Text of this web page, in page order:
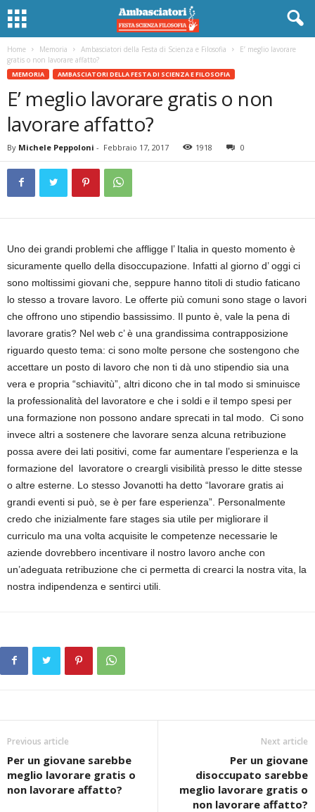
Home Memoria Ambasciatori della Festa di Scienza e Filosofia
E’ meglio lavorare
gratis o non lavorare affatto?
MEMORIA AMBASCIATORI DELLA FESTA DI SCIENZA E FILOSOFIA
E’ meglio lavorare gratis o non
lavorare affatto?
By Michele Peppoloni - Febbraio 17, 2017 1918 0
Uno dei grandi problemi che affligge l’ Italia in questo momento è
sicuramente quello della disoccupazione. Infatti al giorno d’ oggi ci
sono moltissimi giovani che, seppure hanno titoli di studio faticano
lo stesso a trovare lavoro. Le offerte più comuni sono stage o lavori
che offrono uno stipendio bassissimo. Il punto è, vale la pena di
lavorare gratis? Nel web c’ è una grandissima contrapposizione
riguardo questo tema: ci sono molte persone che sostengono che
accettare un posto di lavoro che non ti dà uno stipendio sia una
vera e propria “schiavitù”, altri dicono che in tal modo si sminuisce
la professionalità del lavoratore e che i soldi e il tempo spesi per
una formazione non possono andare sprecati in tal modo. Ci sono
invece altri a sostenere che lavorare senza alcuna retribuzione
possa avere dei lati positivi, come far aumentare l’esperienza e la
formazione del lavoratore o creargli visibilità presso le ditte stesse
o altre esterne. Lo stesso Jovanotti ha detto “lavorare gratis ai
grandi eventi si può, se è per fare esperienza”. Personalmente
credo che inizialmente fare stages sia utile per migliorare il
curriculo ma una volta acquisite le competenze necessarie le
aziende dovrebbero incentivare il nostro lavoro anche con
un’adeguata retribuzione che ci permetta di crearci la nostra vita, la
nostra indipendenza e sentirci utili.
Previous article
Per un giovane sarebbe
meglio lavorare gratis o
non lavorare affatto?
Next article
Per un giovane
disoccupato sarebbe
meglio lavorare gratis o
non lavorare affatto?